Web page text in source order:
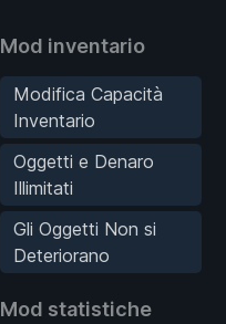
Mod inventario
Modifica Capacità
Inventario
Oggetti e Denaro
Illimitati
Gli Oggetti Non si
Deteriorano
Mod statistiche